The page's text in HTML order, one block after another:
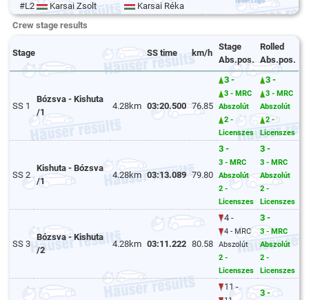
#L2 Karsai Zsolt Karsai Réka
Crew stage results
Stage SS time km/h
Stage
Abs.pos.
Rolled
Abs.pos.
SS 1
Bózsva - Kishuta
/1
4.28km 03:20.500 76.85
3 -
3 - MRC
Abszolút
2 -
Licenszes
3 -
3 - MRC
Abszolút
2 -
Licenszes
SS 2
Kishuta - Bózsva
/1
4.28km 03:13.089 79.80
3 -
3 - MRC
Abszolút
2 -
Licenszes
3 -
3 - MRC
Abszolút
2 -
Licenszes
SS 3
Bózsva - Kishuta
/2
4.28km 03:11.222 80.58
4 -
4 - MRC
Abszolút
2 -
Licenszes
3 -
3 - MRC
Abszolút
2 -
Licenszes
11 -
3 -